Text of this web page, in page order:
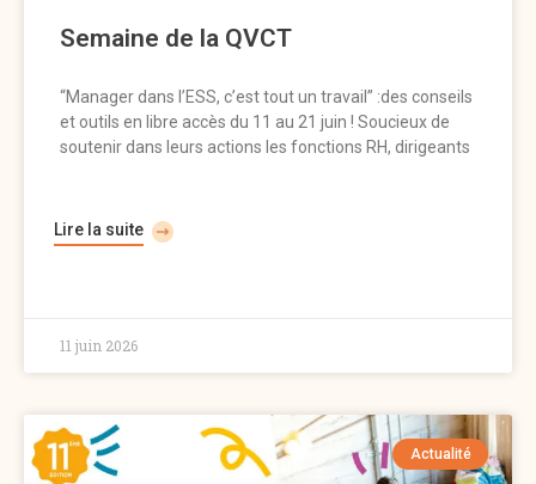
Semaine de la QVCT
“Manager dans l’ESS, c’est tout un travail” :des conseils
et outils en libre accès du 11 au 21 juin ! Soucieux de
soutenir dans leurs actions les fonctions RH, dirigeants
Lire la suite
11 juin 2026
Actualité